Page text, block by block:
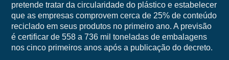
pretende tratar da circularidade do plástico e estabelecer
que as empresas comprovem cerca de 25% de conteúdo
reciclado em seus produtos no primeiro ano. A previsão
é certificar de 558 a 736 mil toneladas de embalagens
nos cinco primeiros anos após a publicação do decreto.